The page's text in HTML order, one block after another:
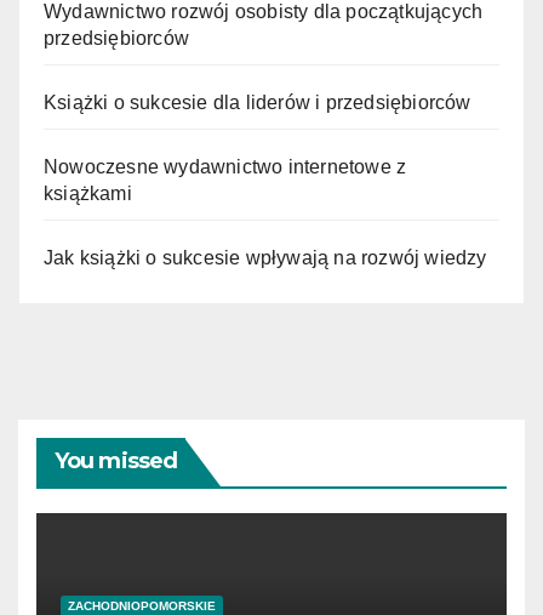
Wydawnictwo rozwój osobisty dla początkujących
przedsiębiorców
Książki o sukcesie dla liderów i przedsiębiorców
Nowoczesne wydawnictwo internetowe z
książkami
Jak książki o sukcesie wpływają na rozwój wiedzy
You missed
ZACHODNIOPOMORSKIE